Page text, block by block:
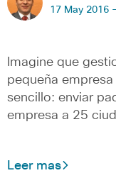
17 May 2016 -
Imagine que
pequeña
sencillo: enviar
empresa a 25
Leer mas